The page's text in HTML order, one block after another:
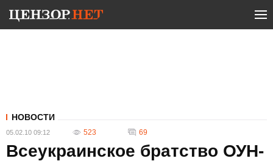
НОВОСТИ
05.02.10 09:12 523 69
Всеукраинское братство ОУН-